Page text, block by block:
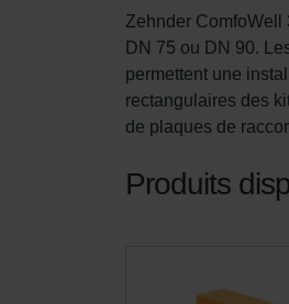
Zehnder ComfoWell
DN 75 ou DN 90.
permettent une
rectangulaires des
de plaques de
Produits